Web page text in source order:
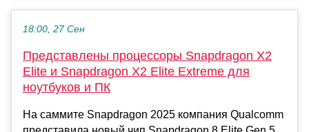
18:00, 27 Сен
Представлены процессоры Snapdragon X2
Elite и Snapdragon X2 Elite Extreme для
ноутбуков и ПК
На саммите Snapdragon 2025 компания Qualcomm